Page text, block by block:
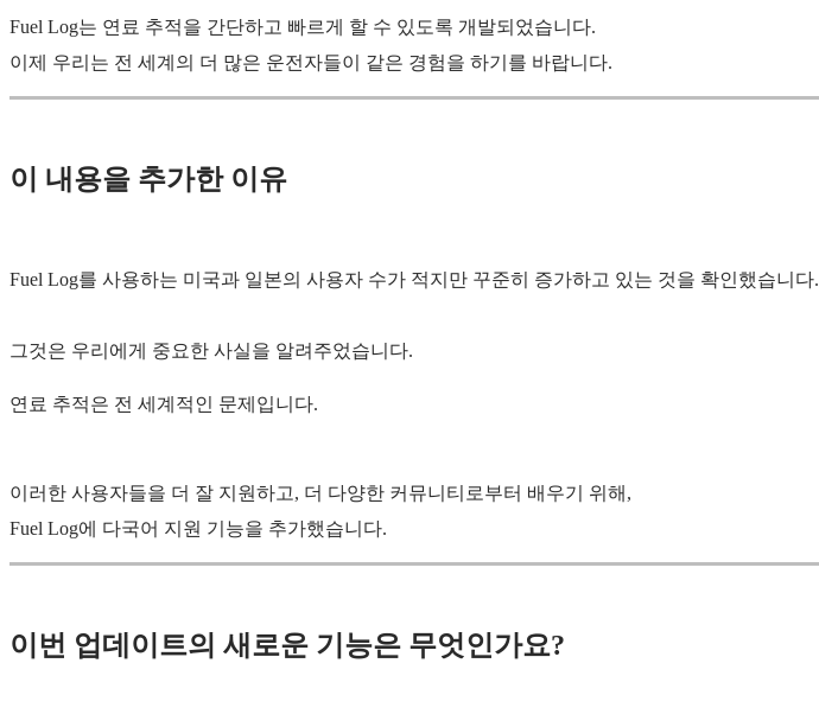
Fuel Log는 연료 추적을 간단하고 빠르게 할 수 있도록 개발되었습니다.
이제 우리는 전 세계의 더 많은 운전자들이 같은 경험을 하기를 바랍니다.
이 내용을 추가한 이유
Fuel Log를 사용하는 미국과 일본의 사용자 수가 적지만 꾸준히 증가하고 있는 것을 확인했습니다.
그것은 우리에게 중요한 사실을 알려주었습니다.
연료 추적은 전 세계적인 문제입니다.
이러한 사용자들을 더 잘 지원하고, 더 다양한 커뮤니티로부터 배우기 위해,
Fuel Log에 다국어 지원 기능을 추가했습니다.
이번 업데이트의 새로운 기능은 무엇인가요?